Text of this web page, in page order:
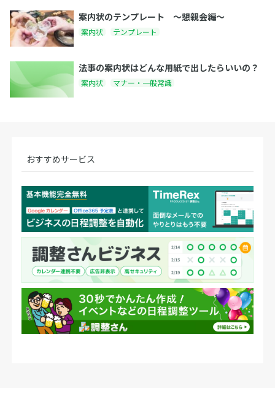
案内状のテンプレート 〜懇親会編〜
案内状 テンプレート
法事の案内状はどんな用紙で出したらいいの？
案内状 マナー・一般常識
おすすめサービス